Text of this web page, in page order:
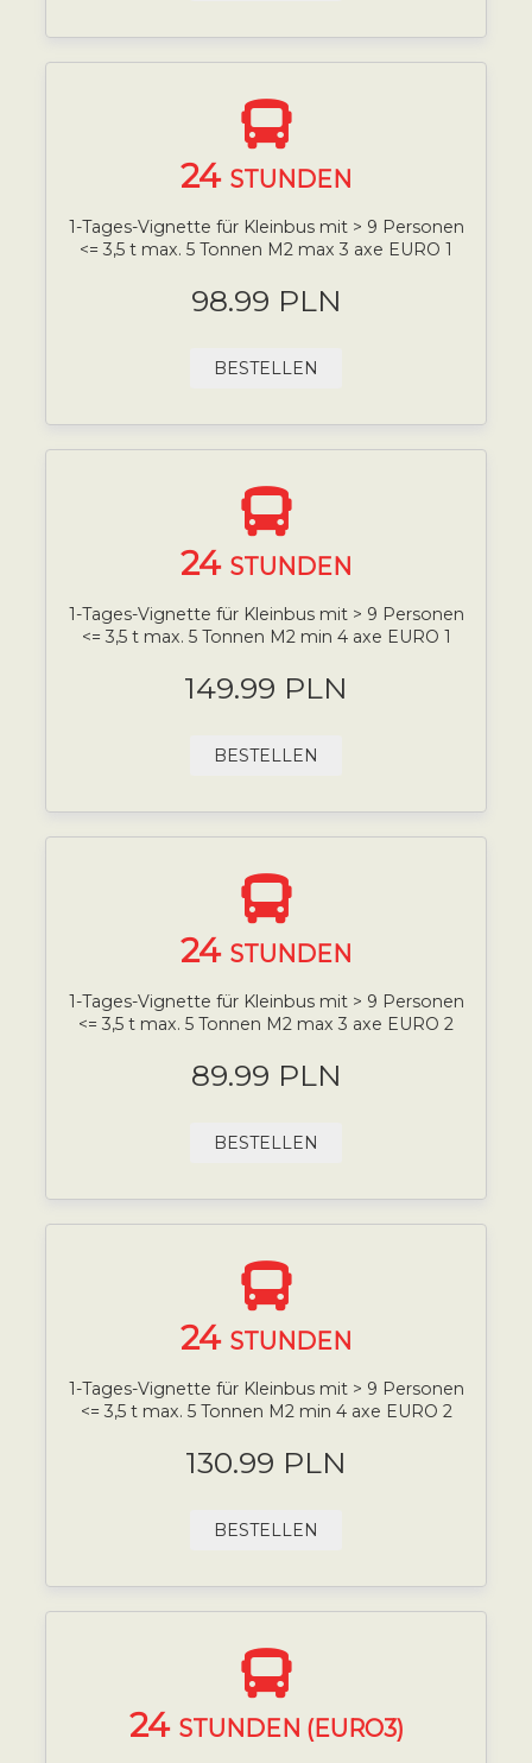
24 STUNDEN
1-Tages-Vignette für Kleinbus mit > 9 Personen
<= 3,5 t max. 5 Tonnen M2 max 3 axe EURO 1
98.99 PLN
BESTELLEN
24 STUNDEN
1-Tages-Vignette für Kleinbus mit > 9 Personen
<= 3,5 t max. 5 Tonnen M2 min 4 axe EURO 1
149.99 PLN
BESTELLEN
24 STUNDEN
1-Tages-Vignette für Kleinbus mit > 9 Personen
<= 3,5 t max. 5 Tonnen M2 max 3 axe EURO 2
89.99 PLN
BESTELLEN
24 STUNDEN
1-Tages-Vignette für Kleinbus mit > 9 Personen
<= 3,5 t max. 5 Tonnen M2 min 4 axe EURO 2
130.99 PLN
BESTELLEN
24 STUNDEN (EURO3)